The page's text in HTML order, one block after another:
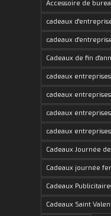
Accessoire de
cadeaux
cadeaux
Cadeaux de fin
cadeaux entreprises
cadeaux
cadeaux
cadeaux
Cadeaux Journée
Cadeaux journée
Cadeaux
Cadeaux Saint